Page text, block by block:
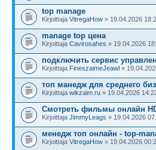
top manage
Kirjoittaja VitregaHow » 19.04.2026
manage top цена
Kirjoittaja Cavirosahes » 19.04.2026
подключить сервис
Kirjoittaja FineszaimeJeawl »
топ манедж для среднего
Kirjoittaja wikzaim.ru » 19.04.2026
Смотреть фильмы онлайн
Kirjoittaja JimmyLeags » 19.04.2026
менедж топ онлайн - top-
Kirjoittaja VitregaHow » 19.04.2026